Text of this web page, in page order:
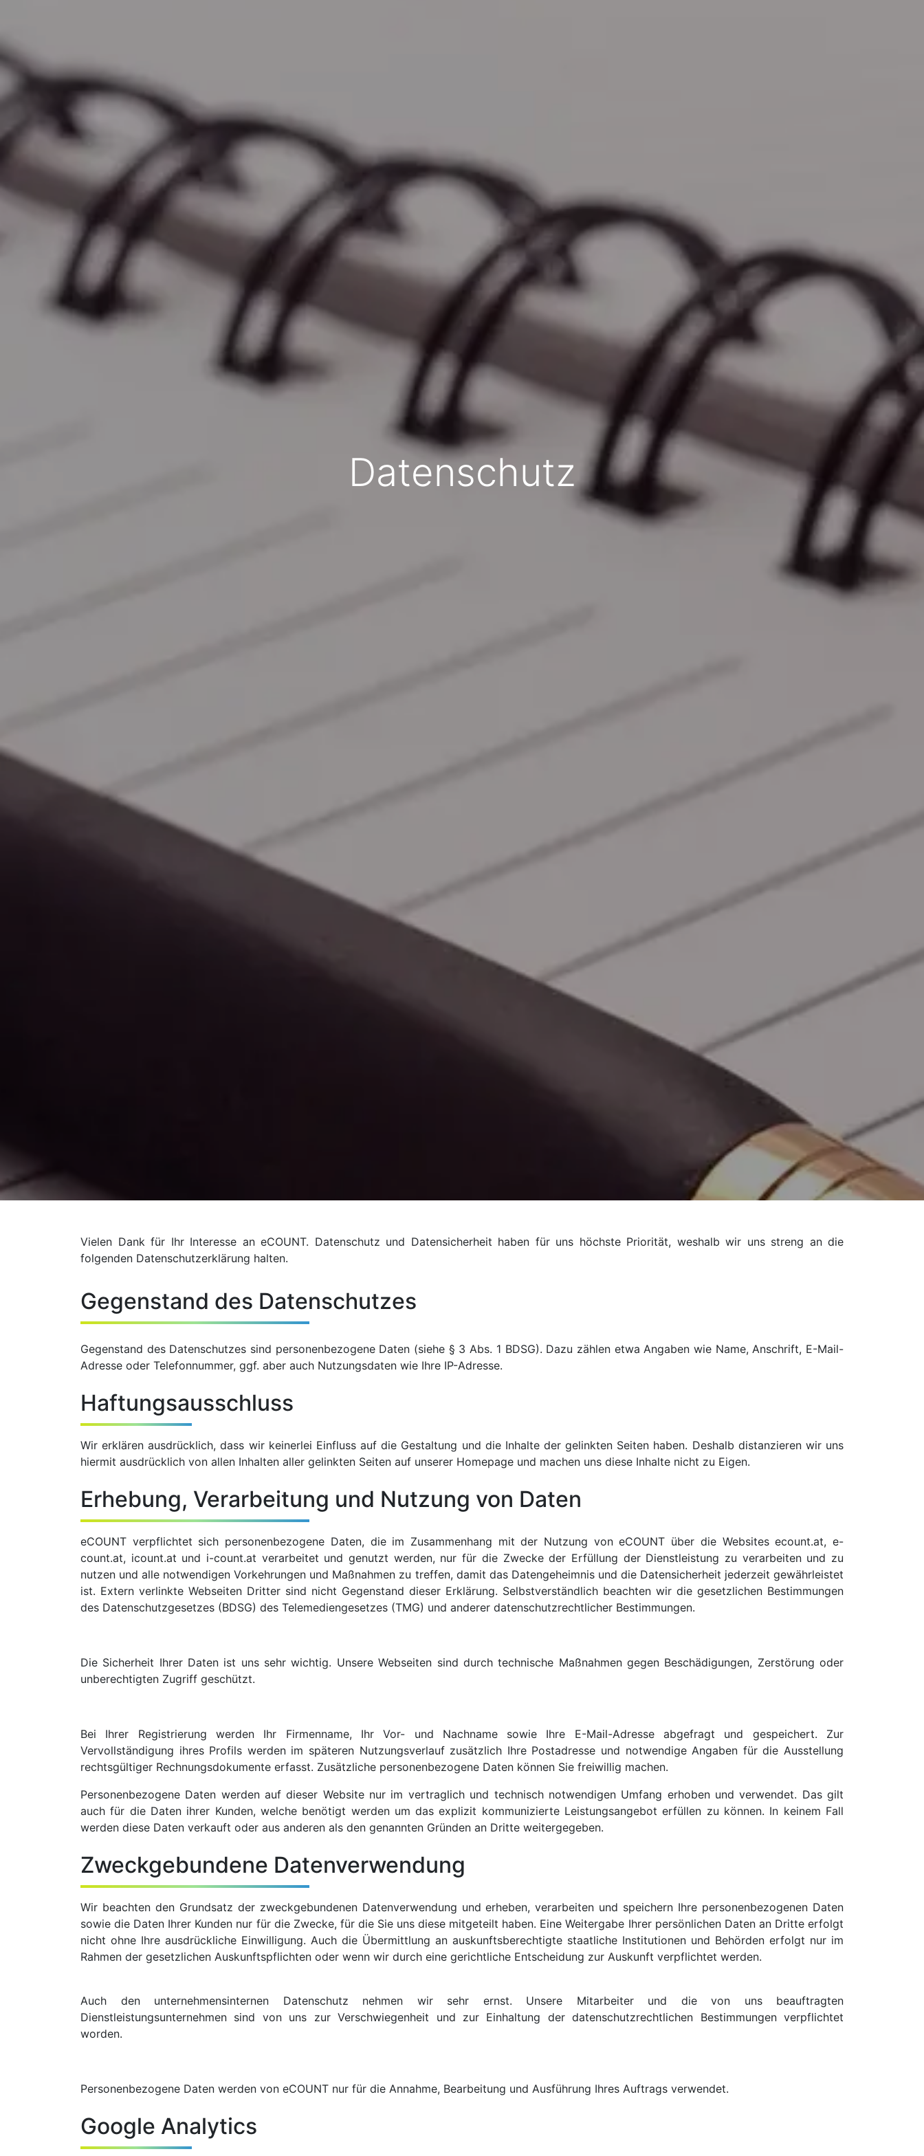
Datenschutz
Vielen Dank für Ihr Interesse an eCOUNT. Datenschutz und Datensicherheit haben für uns höchste Priorität, weshalb wir uns streng an die
folgenden Datenschutzerklärung halten.
Gegenstand des Datenschutzes
Gegenstand des Datenschutzes sind personenbezogene Daten (siehe § 3 Abs. 1 BDSG). Dazu zählen etwa Angaben wie Name, Anschrift, E-Mail-
Adresse oder Telefonnummer, ggf. aber auch Nutzungsdaten wie Ihre IP-Adresse.
Haftungsausschluss
Wir erklären ausdrücklich, dass wir keinerlei Einfluss auf die Gestaltung und die Inhalte der gelinkten Seiten haben. Deshalb distanzieren wir uns
hiermit ausdrücklich von allen Inhalten aller gelinkten Seiten auf unserer Homepage und machen uns diese Inhalte nicht zu Eigen.
Erhebung, Verarbeitung und Nutzung von Daten
eCOUNT verpflichtet sich personenbezogene Daten, die im Zusammenhang mit der Nutzung von eCOUNT über die Websites ecount.at, e-
count.at, icount.at und i-count.at verarbeitet und genutzt werden, nur für die Zwecke der Erfüllung der Dienstleistung zu verarbeiten und zu
nutzen und alle notwendigen Vorkehrungen und Maßnahmen zu treffen, damit das Datengeheimnis und die Datensicherheit jederzeit gewährleistet
ist. Extern verlinkte Webseiten Dritter sind nicht Gegenstand dieser Erklärung. Selbstverständlich beachten wir die gesetzlichen Bestimmungen
des Datenschutzgesetzes (BDSG) des Telemediengesetzes (TMG) und anderer datenschutzrechtlicher Bestimmungen.
Die Sicherheit Ihrer Daten ist uns sehr wichtig. Unsere Webseiten sind durch technische Maßnahmen gegen Beschädigungen, Zerstörung oder
unberechtigten Zugriff geschützt.
Bei Ihrer Registrierung werden Ihr Firmenname, Ihr Vor- und Nachname sowie Ihre E-Mail-Adresse abgefragt und gespeichert. Zur
Vervollständigung ihres Profils werden im späteren Nutzungsverlauf zusätzlich Ihre Postadresse und notwendige Angaben für die Ausstellung
rechtsgültiger Rechnungsdokumente erfasst. Zusätzliche personenbezogene Daten können Sie freiwillig machen.
Personenbezogene Daten werden auf dieser Website nur im vertraglich und technisch notwendigen Umfang erhoben und verwendet. Das gilt
auch für die Daten ihrer Kunden, welche benötigt werden um das explizit kommunizierte Leistungsangebot erfüllen zu können. In keinem Fall
werden diese Daten verkauft oder aus anderen als den genannten Gründen an Dritte weitergegeben.
Zweckgebundene Datenverwendung
Wir beachten den Grundsatz der zweckgebundenen Datenverwendung und erheben, verarbeiten und speichern Ihre personenbezogenen Daten
sowie die Daten Ihrer Kunden nur für die Zwecke, für die Sie uns diese mitgeteilt haben. Eine Weitergabe Ihrer persönlichen Daten an Dritte erfolgt
nicht ohne Ihre ausdrückliche Einwilligung. Auch die Übermittlung an auskunftsberechtigte staatliche Institutionen und Behörden erfolgt nur im
Rahmen der gesetzlichen Auskunftspflichten oder wenn wir durch eine gerichtliche Entscheidung zur Auskunft verpflichtet werden.
Auch den unternehmensinternen Datenschutz nehmen wir sehr ernst. Unsere Mitarbeiter und die von uns beauftragten
Dienstleistungsunternehmen sind von uns zur Verschwiegenheit und zur Einhaltung der datenschutzrechtlichen Bestimmungen verpflichtet
worden.
Personenbezogene Daten werden von eCOUNT nur für die Annahme, Bearbeitung und Ausführung Ihres Auftrags verwendet.
Google Analytics